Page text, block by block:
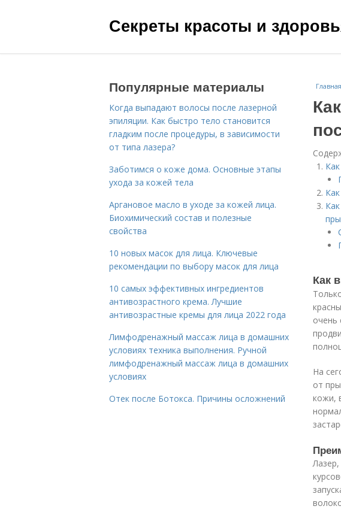
Секреты красоты и
Главная
Как
очень
На
от
кожи,
Популярные материалы
Когда выпадают волосы после лазерной
эпиляции. Как быстро тело становится
гладким после процедуры, в зависимости
от типа лазера?
Заботимся о коже дома. Основные этапы
ухода за кожей тела
Аргановое масло в уходе за кожей лица.
Биохимический состав и полезные
свойства
10 новых масок для лица. Ключевые
рекомендации по выбору масок для лица
10 самых эффективных ингредиентов
антивозрастного крема. Лучшие
антивозрастные кремы для лица 2022 года
Лимфодренажный массаж лица в домашних
условиях техника выполнения. Ручной
лимфодренажный массаж лица в домашних
условиях
Отек после Ботокса. Причины осложнений